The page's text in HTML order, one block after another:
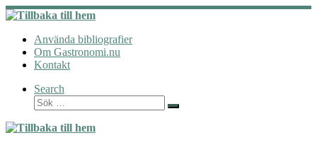
Hoppa
till
innehållAnvända bibliografier
Om Gastronomi.nu
Kontakt
Search
Sök
Sök